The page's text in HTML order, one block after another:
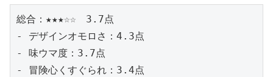
総合：★★★☆☆　3.7点
- デザインオモロさ：4.3点
- 味ウマ度：3.7点
- 冒険心くすぐられ：3.4点